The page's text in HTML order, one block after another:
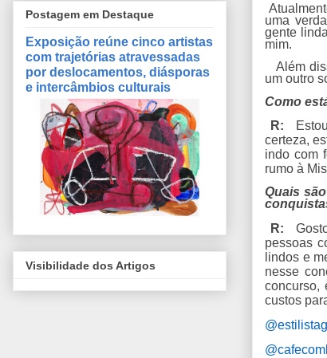
uma
gente
mim.
Além
um outro
Como
R:
certeza,
indo com
rumo à
Quais
R:
pessoas
lindos e
nesse
concurso,
custos
Postagem em Destaque
Exposição reúne cinco artistas
com trajetórias atravessadas
por deslocamentos, diásporas
e intercâmbios culturais
Visibilidade dos Artigos